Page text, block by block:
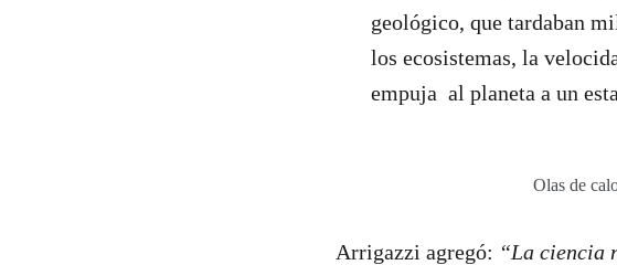
geológico, que tardaban
los ecosistemas, la
empuja al planeta a un
Olas de
Arrigazzi agregó: “La ciencia